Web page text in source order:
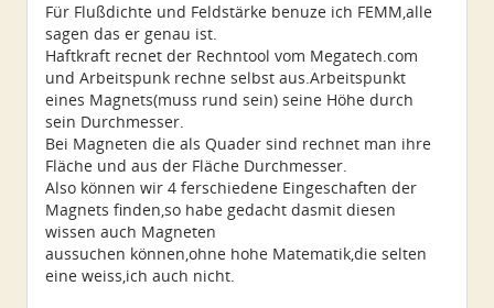
Für Flußdichte und Feldstärke benuze ich FEMM,alle
sagen das er genau ist.
Haftkraft recnet der Rechntool vom Megatech.com
und Arbeitspunk rechne selbst aus.Arbeitspunkt
eines Magnets(muss rund sein) seine Höhe durch
sein Durchmesser.
Bei Magneten die als Quader sind rechnet man ihre
Fläche und aus der Fläche Durchmesser.
Also können wir 4 ferschiedene Eingeschaften der
Magnets finden,so habe gedacht dasmit diesen
wissen auch Magneten
aussuchen können,ohne hohe Matematik,die selten
eine weiss,ich auch nicht.